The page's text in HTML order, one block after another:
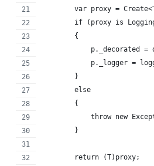
var proxy =
if (proxy is
        {
p._decorated =
p._logger =
        }
        else
        {
throw new
        }
        return (T)proxy;